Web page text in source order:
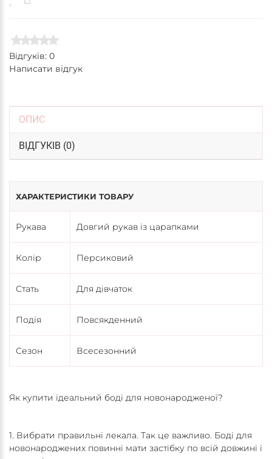
Відгуків: 0
Написати відгук
ОПИС
ВІДГУКІВ (0)
ХАРАКТЕРИСТИКИ ТОВАРУ
Рукава Довгий рукав із царапками
Колір Персиковий
Стать Для дівчаток
Подія Повсякденний
Сезон Всесезонний
Як купити ідеальний боді для новонародженої?
1. Вибрати правильні лекала. Так це важливо. Боді для
новонароджених повинні мати застібку по всій довжині і